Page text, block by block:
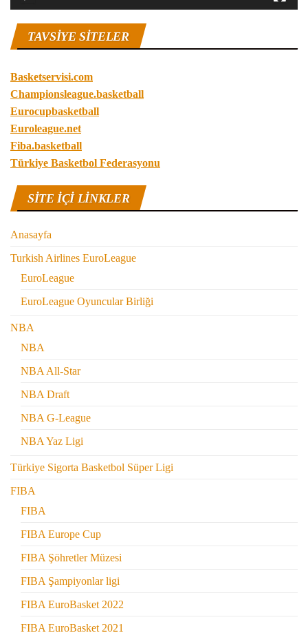
TAVSIYE SITELER
Basketservisi.com
Championsleague.basketball
Eurocupbasketball
Euroleague.net
Fiba.basketball
Türkiye Basketbol Federasyonu
SITE IÇI LINKLER
Anasayfa
Turkish Airlines EuroLeague
EuroLeague
EuroLeague Oyuncular Birliği
NBA
NBA
NBA All-Star
NBA Draft
NBA G-League
NBA Yaz Ligi
Türkiye Sigorta Basketbol Süper Ligi
FIBA
FIBA
FIBA Europe Cup
FIBA Şöhretler Müzesi
FIBA Şampiyonlar ligi
FIBA EuroBasket 2022
FIBA EuroBasket 2021